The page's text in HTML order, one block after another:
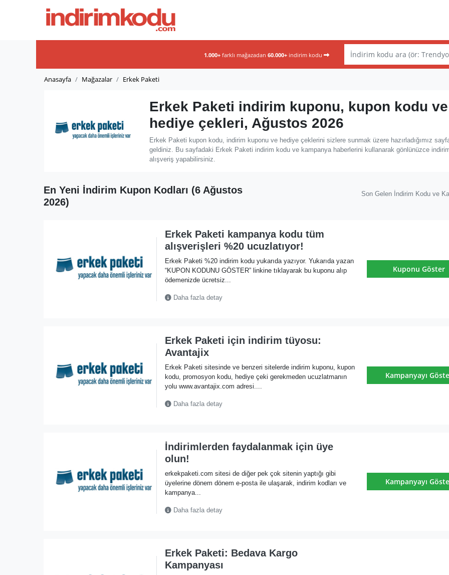
1.000+ farklı mağazadan 60.000+ indirim kodu
Anasayfa Mağazalar Erkek Paketi
Erkek Paketi indirim kuponu, kupon kodu ve
hediye çekleri, Ağustos 2026
Erkek Paketi kupon kodu, indirim kuponu ve hediye çeklerini sizlere sunmak üzere hazırladığımız
geldiniz. Bu sayfadaki Erkek Paketi indirim kodu ve kampanya haberlerini kullanarak gönlünüzce
alışveriş yapabilirsiniz.
En Yeni İndirim Kupon Kodları (6 Ağustos
2026)
Son Gelen İndirim Kodu ve
Erkek Paketi kampanya kodu tüm
alışverişleri %20 ucuzlatıyor!
Erkek Paketi %20 indirim kodu yukarıda yazıyor. Yukarıda yazan
“KUPON KODUNU GÖSTER” linkine tıklayarak bu kuponu alıp
ödemenizde ücretsiz...
Daha fazla detay
Kuponu Göster
Erkek Paketi için indirim tüyosu:
Avantajix
Erkek Paketi sitesinde ve benzeri sitelerde indirim kuponu, kupon
kodu, promosyon kodu, hediye çeki gerekmeden ucuzlatmanın
yolu www.avantajix.com adresi....
Daha fazla detay
Kampanyayı
İndirimlerden faydalanmak için üye
olun!
erkekpaketi.com sitesi de diğer pek çok sitenin yaptığı gibi
üyelerine dönem dönem e-posta ile ulaşarak, indirim kodları ve
kampanya...
Daha fazla detay
Kampanyayı
Erkek Paketi: Bedava Kargo
Kampanyası